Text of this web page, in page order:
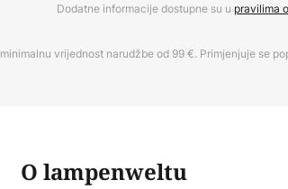
Dodatne informacije dostupne su u pravilima
vrijednost narudžbe od 99 €. Primjenjuje se
O lampenweltu